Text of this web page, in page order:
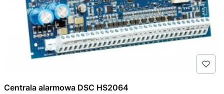
Centrala alarmowa DSC HS2064